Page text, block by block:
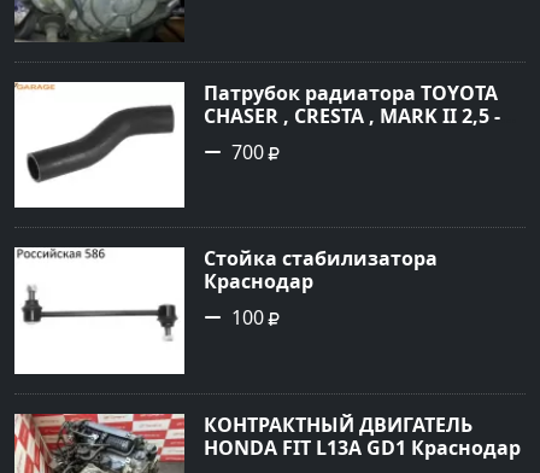
Патрубок радиатора TOYOTA
CHASER , CRESTA , MARK II 2,5 -
3,0 1996 Краснодар
700
Стойка стабилизатора
Краснодар
100
КОНТРАКТНЫЙ ДВИГАТЕЛЬ
HONDA FIT L13A GD1 Краснодар